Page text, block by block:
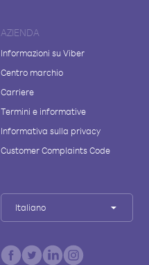
AZIENDA
Informazioni su Viber
Centro marchio
Carriere
Termini e informative
Informativa sulla privacy
Customer Complaints Code
Italiano